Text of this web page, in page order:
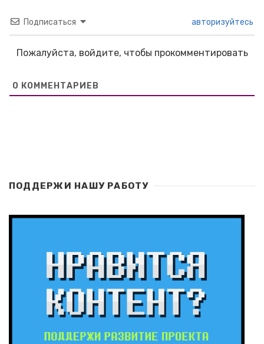
Подписаться авторизуйтесь
Пожалуйста, войдите, чтобы прокомментировать
0 КОММЕНТАРИЕВ
ПОДДЕРЖИ НАШУ РАБОТУ